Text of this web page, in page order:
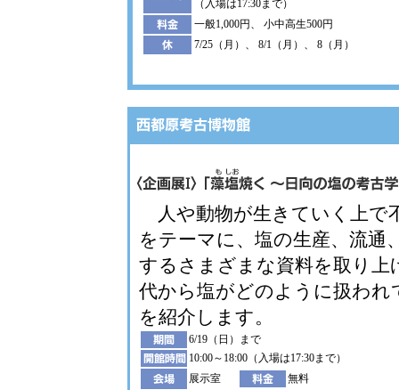
（入場は17:30まで）
一般1,000円、 小中高生500円
7/25（月）、 8/1（月）、 8（月）
人や動物が生きていく上で
をテーマに、塩の生産、流通
するさまざまな資料を取り上
代から塩がどのように扱われ
を紹介します。
6/19（日）まで
10:00～18:00（入場は17:30まで）
展示室
無料